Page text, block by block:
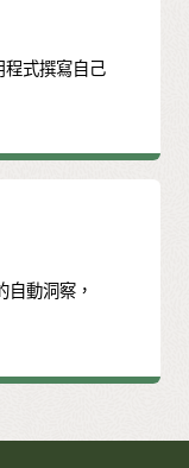
式撰寫自己
自動洞察，